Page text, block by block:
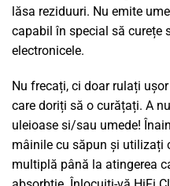
lăsa reziduuri. Nu emite
capabil în special să curețe
electronicele.
Nu frecați, ci doar rulați
care doriți să o curățați. A
uleioase si/sau umede!
mâinile cu săpun și utilizați
multiplă până la atingerea